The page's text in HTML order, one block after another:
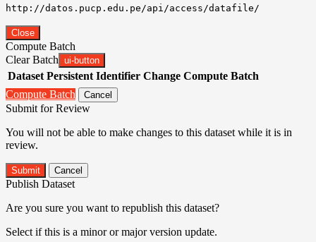
http://datos.pucp.edu.pe/api/access/datafile/
Close
Compute Batch
Clear Batch ui-button
Dataset Persistent Identifier Change Compute Batch
Compute Batch
Cancel
Submit for Review
You will not be able to make changes to this dataset while it is in
review.
Submit Cancel
Publish Dataset
Are you sure you want to republish this dataset?
Select if this is a minor or major version update.